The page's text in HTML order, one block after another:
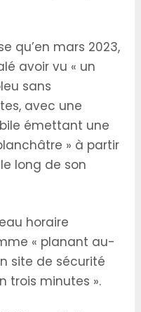
qu’en mars 2023,
avoir vu « un
sans
avec une
émettant une
» à partir
long de son
horaire
« planant au-
site de sécurité
trois minutes ».